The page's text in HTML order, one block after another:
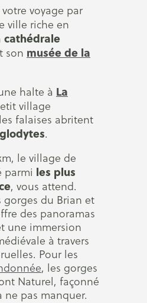
voyage par
ville riche en
cathédrale
son musée de la
halte à La
village
falaises abritent
.
le village de
parmi les plus
, vous attend.
gorges du Brian et
des panoramas
une immersion
à travers
Pour les
, les gorges
Naturel, façonné
ne pas manquer.